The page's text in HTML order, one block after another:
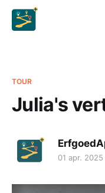
TOUR
Julia's
01 apr. 2025